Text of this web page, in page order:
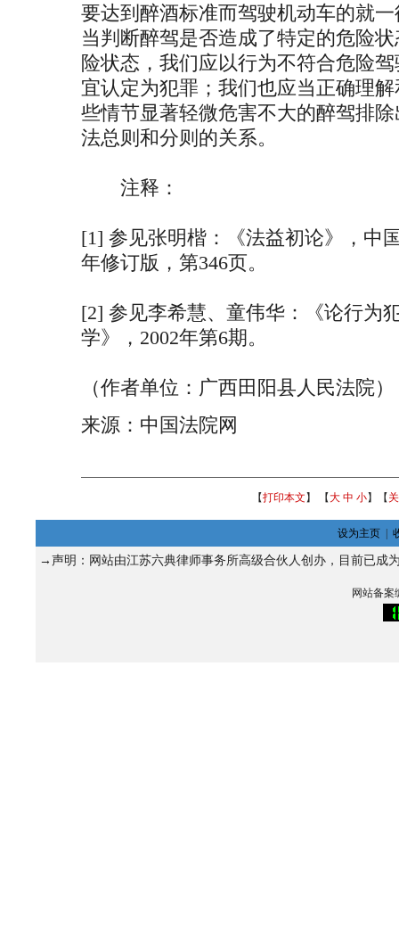
要达到醉酒标准而驾驶机动车的就
当判断醉驾是否造成了特定的危险
险状态，我们应以行为不符合危险
宜认定为犯罪；我们也应当正确理
些情节显著轻微危害不大的醉驾排
法总则和分则的关系。
注释：
[1] 参见张明楷：《法益初论》，中
年修订版，第346页。
[2] 参见李希慧、童伟华：《论行为
学》，2002年第6期。
（作者单位：广西田阳县人民法院）
来源：中国法院网
【打印本文 】 【大 中 小】【
设为主页
→声明：网站由江苏六典律师事务所高级合伙人创办，目前已成
网站备案